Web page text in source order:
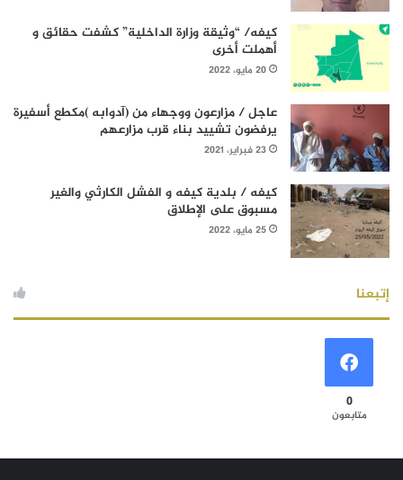
كيفه/ “وثيقة وزارة الداخلية” كشفت حقائق و
أهملت أخرى
20 مايو، 2022
عاجل / مزارعون ووجهاء من (آدوابه )مكطع أسفيرة
يرفضون تشييد بناء قرب مزارعهم
23 فبراير، 2021
كيفه / بلدية كيفه و الفشل الكارثي والغير
مسبوق على الإطلاق
25 مايو، 2022
إتبعنا
0
متابعون